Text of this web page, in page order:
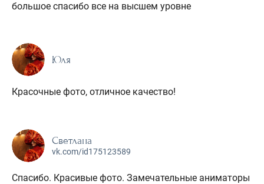
большое спасибо все на высшем уровне
Юля
Красочные фото, отличное качество!
Светлана
vk.com/id175123589
Спасибо. Красивые фото. Замечательные аниматоры